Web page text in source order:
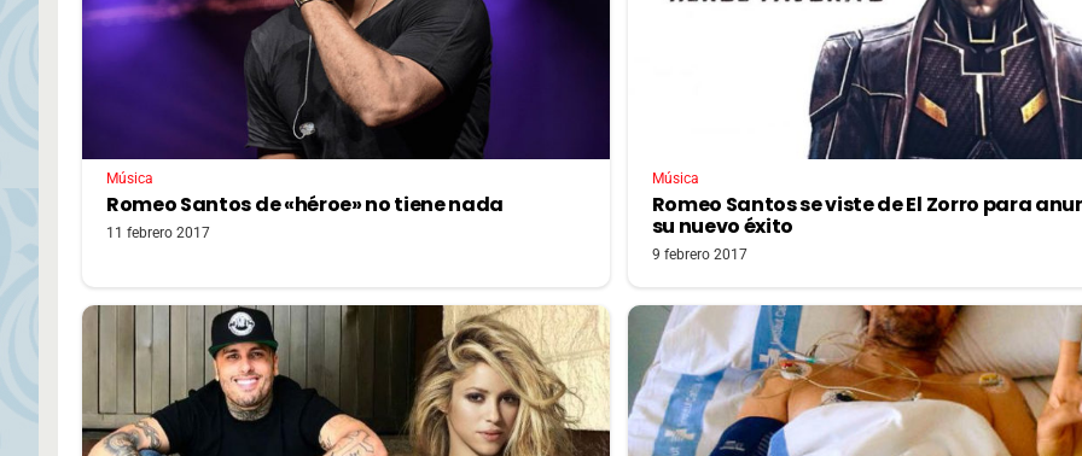
Música
Romeo Santos de «héroe» no tiene nada
11 febrero 2017
Música
Romeo Santos se viste de El Zorro para
su nuevo éxito
9 febrero 2017